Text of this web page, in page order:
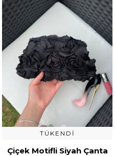
TÜKENDI
Çiçek Motifli Siyah Çanta